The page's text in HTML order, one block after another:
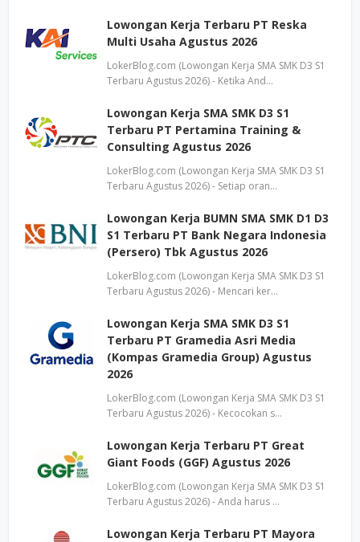
Lowongan Kerja Terbaru PT Reska
Multi Usaha Agustus 2026
LokerBlog.com (Lowongan Kerja SMA SMK D3 S1
Terbaru Agustus 2026) - Ketika And…
Lowongan Kerja SMA SMK D3 S1
Terbaru PT Pertamina Training &
Consulting Agustus 2026
LokerBlog.com (Lowongan Kerja SMA SMK D3 S1
Terbaru Agustus 2026) - Setiap oran…
Lowongan Kerja BUMN SMA SMK D1 D3
S1 Terbaru PT Bank Negara Indonesia
(Persero) Tbk Agustus 2026
LokerBlog.com (Lowongan Kerja SMA SMK D3 S1
Terbaru Agustus 2026) - Mencari ker…
Lowongan Kerja SMA SMK D3 S1
Terbaru PT Gramedia Asri Media
(Kompas Gramedia Group) Agustus
2026
LokerBlog.com (Lowongan Kerja SMA SMK D3 S1
Terbaru Agustus 2026) - Kecocokan s…
Lowongan Kerja Terbaru PT Great
Giant Foods (GGF) Agustus 2026
LokerBlog.com (Lowongan Kerja SMA SMK D3 S1
Terbaru Agustus 2026) - Anda harus …
Lowongan Kerja Terbaru PT Mayora